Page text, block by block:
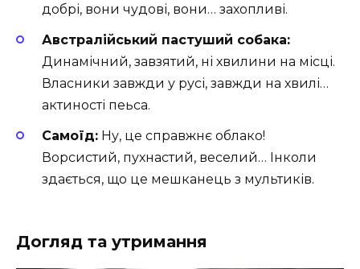
добрі, вони чудові, вони… захопливі.
Австралійський пастуший собака:
Динамічний, завзятий, ні хвилини на місці.
Власники завжди у русі, завжди на хвилі…
актиності пеьса.
Самоїд: Ну, це справжнє облако!
Ворсистий, пухнастий, веселий… Інколи
здається, що це мешканець з мультиків.
Догляд та утримання